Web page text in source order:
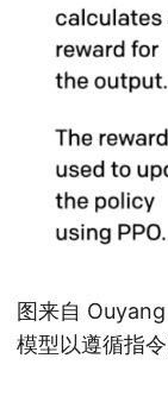
图来自
模型以遵循指令